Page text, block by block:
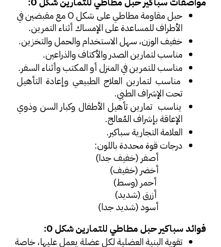
حبل مقاومة مطاطي على شكل O مع مقبضين
الأطراف للمساعدة على الإمساك أثناء التمرين.
خفيف الوزن، سهل الاستخدام والحمل والتخزين.
مناسب لتمارين الصدر والأكتاف والذراعين.
مناسب للتمرين في المنزل أو المكتب وأثناء السفر.
تحت الإشراف الطبي.
الإعاقة بإشراف المُعالج.
العلامة التجارية سباكير.
درجات قوة محددة باللون:
أصفر (خفيف جدا)
أخضر (خفيف)
أحمر (وسط)
أزرق (شديد)
أسود (شديد جدا)
فوائد سباكير حبل مطاطي للتمارين شكل O: